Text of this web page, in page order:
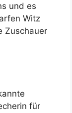
und es
Witz
Zuschauer
für